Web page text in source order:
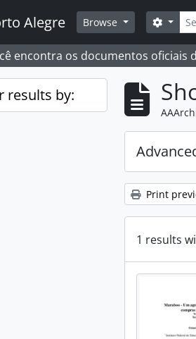
Alegre Browse
encontra os documentos oficiais
results by:
Print
1 results